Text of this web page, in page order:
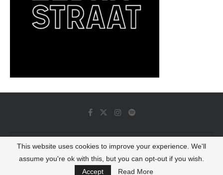
© 2022 - Luminous Dash All Rights Reserved
BACK TO TOP
This website uses cookies to improve your experience. We'll
assume you're ok with this, but you can opt-out if you wish.
Accept
Read More